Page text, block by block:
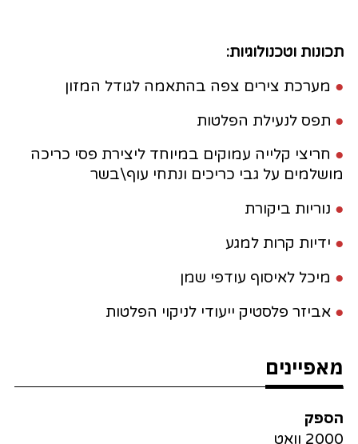
תכונות וטכנולוגיות:
● מערכת צירים צפה בהתאמה לגודל המזון
● תפס לנעילת הפלטות
● חריצי קלייה עמוקים במיוחד ליצירת פסי כריכה
מושלמים על גבי כריכים ונתחי עוף\בשר
● נוריות ביקורת
● ידיות קרות למגע
● מיכל לאיסוף עודפי שמן
● אביזר פלסטיק ייעודי לניקוי הפלטות
מאפיינים
הספק
2000 וואט